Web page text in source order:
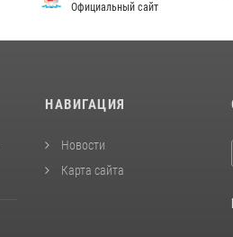
Официальный сайт
НАВИГАЦИЯ
Новости
Карта сайта